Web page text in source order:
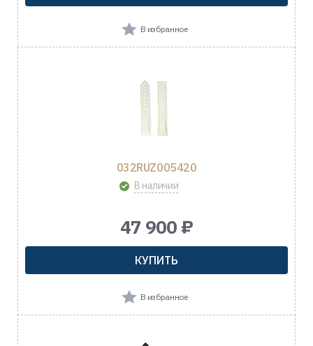
В избранное
032RUZ005420
В наличии
47 900 ₽
КУПИТЬ
В избранное